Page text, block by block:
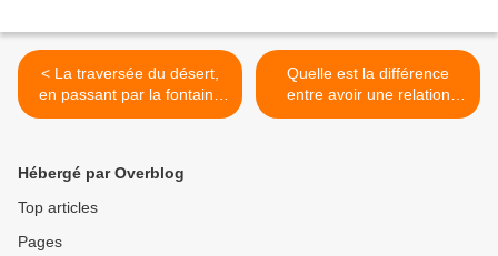
< La traversée du désert,
en passant par la fontaine
de Jouvence au pays des
Quelle est la différence
entre avoir une relation
avec les dauphins et les
Hébergé par Overblog
Top articles
Pages